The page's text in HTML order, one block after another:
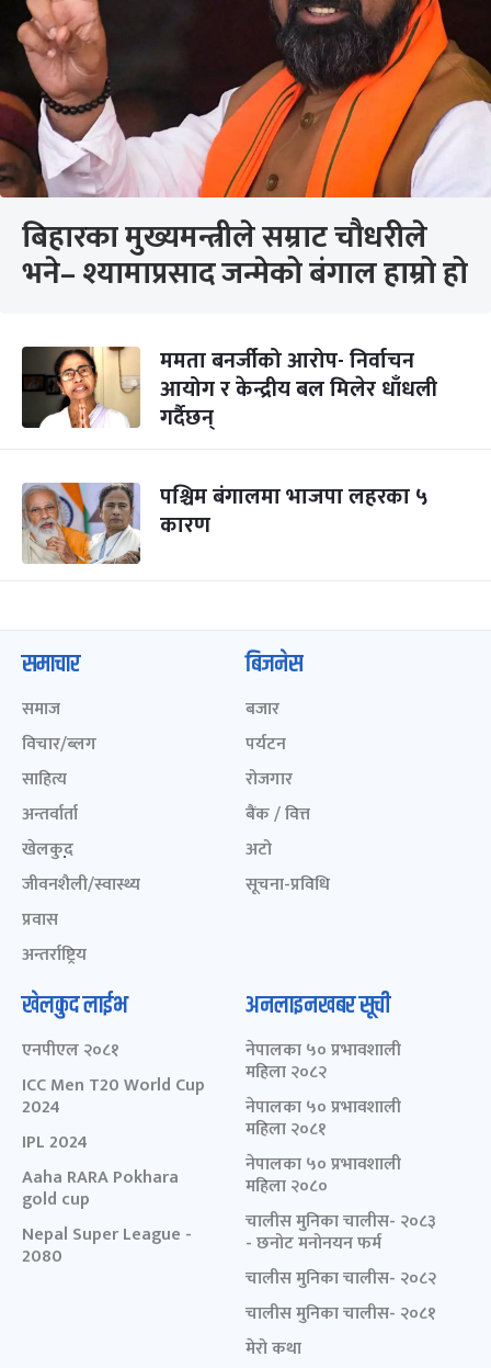
बिहारका मुख्यमन्त्रीले सम्राट चौधरीले
भने– श्यामाप्रसाद जन्मेको बंगाल हाम्रो हो
ममता बनर्जीको आरोप- निर्वाचन
आयोग र केन्द्रीय बल मिलेर धाँधली
गर्दैछन्
पश्चिम बंगालमा भाजपा लहरका ५
कारण
समाचार
समाज
विचार/ब्लग
साहित्य
अन्तर्वार्ता
खेलकुद़़
जीवनशैली/स्वास्थ्य
प्रवास
अन्तर्राष्ट्रिय
बिजनेस
बजार
पर्यटन
रोजगार
बैंक / वित्त
अटो
सूचना-प्रविधि
खेलकुद लाईभ
एनपीएल २०८१
ICC Men T20 World Cup
2024
IPL 2024
Aaha RARA Pokhara
gold cup
Nepal Super League -
2080
अनलाइनखबर सूची
नेपालका ५० प्रभावशाली
महिला २०८२
नेपालका ५० प्रभावशाली
महिला २०८१
नेपालका ५० प्रभावशाली
महिला २०८०
चालीस मुनिका चालीस- २०८३
- छनोट मनोनयन फर्म
चालीस मुनिका चालीस- २०८२
चालीस मुनिका चालीस- २०८१
मेरो कथा